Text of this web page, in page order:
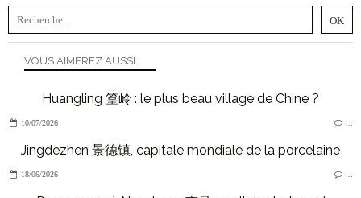
VOUS AIMEREZ AUSSI :
Huangling 篁岭 : le plus beau village de Chine ?
10/07/2026
Jingdezhen 景德镇, capitale mondiale de la porcelaine
18/06/2026